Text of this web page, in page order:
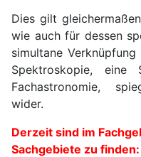
Dies gilt
wie auch für dessen
simultane
Spektroskopie, eine
Fachastronomie,
wider.
Derzeit sind im
Sachgebiete zu finden: